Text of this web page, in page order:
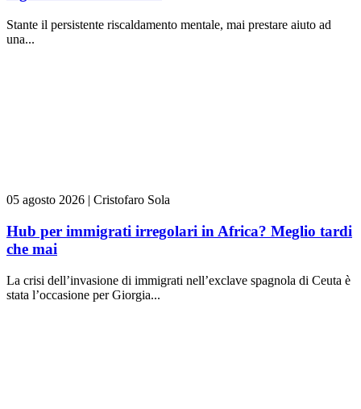
Stante il persistente riscaldamento mentale, mai prestare aiuto ad
una...
05 agosto 2026 | Cristofaro Sola
Hub per immigrati irregolari in Africa? Meglio tardi
che mai
La crisi dell’invasione di immigrati nell’exclave spagnola di Ceuta è
stata l’occasione per Giorgia...